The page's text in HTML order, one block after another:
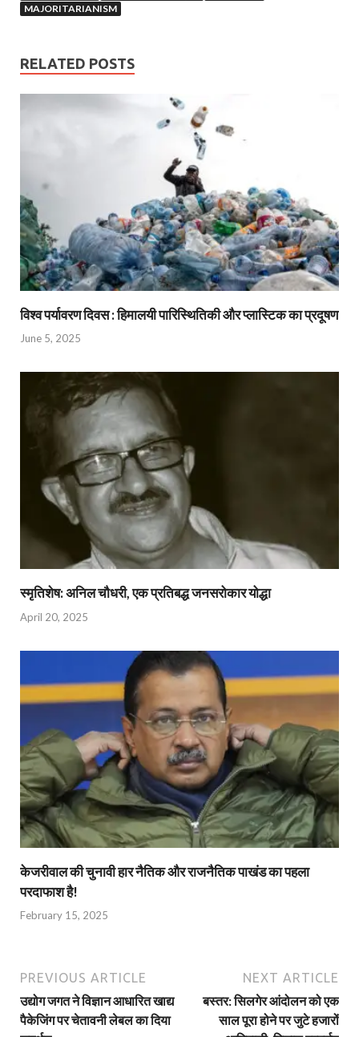
MAJORITARIANISM
RELATED POSTS
विश्व पर्यावरण दिवस : हिमालयी पारिस्थितिकी और प्लास्टिक का प्रदूषण
June 5, 2025
स्मृतिशेष: अनिल चौधरी, एक प्रतिबद्ध जनसरोकार योद्धा​
April 20, 2025
केजरीवाल की चुनावी हार नैतिक और राजनैतिक पाखंड का पहला
परदाफाश है!
February 15, 2025
PREVIOUS ARTICLE
उद्योग जगत ने विज्ञान आधारित खाद्य
पैकेजिंग पर चेतावनी लेबल का दिया
NEXT ARTICLE
बस्तर: सिलगेर आंदोलन को एक
साल पूरा होने पर जुटे हजारों